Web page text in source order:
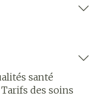
santé
Tarifs des soins